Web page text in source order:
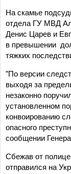
На скамье
отдела ГУ МВД
Денис Царев и
в превышении
тяжких
"По версии
выходя за
незаконно
установленном
конвоированию
опасного
сообщении
Сбежав от
отправился на